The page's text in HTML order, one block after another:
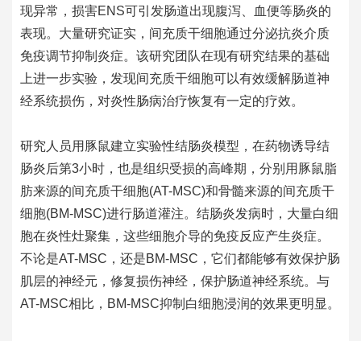
现异常，损害ENS可引发肠道出现腹泻、血便等肠炎的
表现。大量研究证实，间充质干细胞通过分泌抗炎介质
免疫调节抑制炎症。该研究团队在现有研究结果的基础
上进一步实验，发现间充质干细胞可以有效缓解肠道神
经系统损伤，对炎性肠病治疗恢复有一定的疗效。
研究人员用豚鼠建立实验性结肠炎模型，在药物诱导结
肠炎后第3小时，也是组织受损的高峰期，分别用豚鼠脂
肪来源的间充质干细胞(AT-MSC)和骨髓来源的间充质干
细胞(BM-MSC)进行肠道灌注。结肠炎发病时，大量白细
胞在炎性灶聚集，这些细胞介导的免疫反应产生炎症。
不论是AT-MSC，还是BM-MSC，它们都能够有效保护肠
肌层的神经元，修复损伤神经，保护肠道神经系统。与
AT-MSC相比，BM-MSC抑制白细胞浸润的效果更明显。